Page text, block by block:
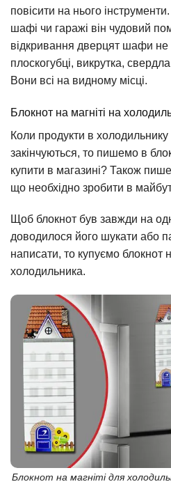
повісити на нього
шафі чи гаражі він чудовий
відкривання дверцят шафи не
плоскогубці, викрутка,
Вони всі на видному місці.
Блокнот на магніті на
Коли продукти в холодильнику
закінчуються, то пишемо в
купити в магазині? Також
що необхідно зробити в
Щоб блокнот був завжди на
доводилося його шукати або
написати, то купуємо блокнот
холодильника.
Блокнот на магніті для